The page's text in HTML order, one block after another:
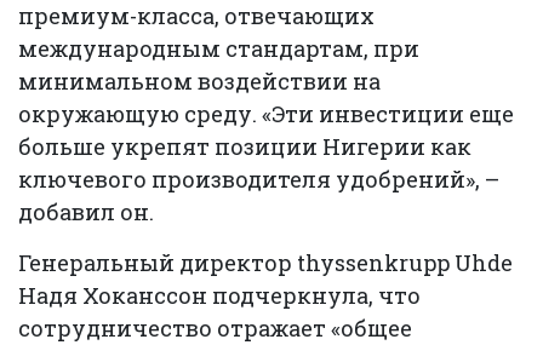
премиум-класса, отвечающих
международным стандартам, при
минимальном воздействии на
окружающую среду. «Эти инвестиции еще
больше укрепят позиции Нигерии как
ключевого производителя удобрений», –
добавил он.
Генеральный директор thyssenkrupp Uhde
Надя Хоканссон подчеркнула, что
сотрудничество отражает «общее